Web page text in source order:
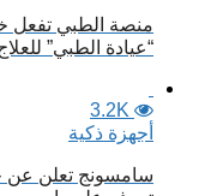
منصة الطبي تفعل
“عيادة الطبي”
3.2K
أجهزة ذكية